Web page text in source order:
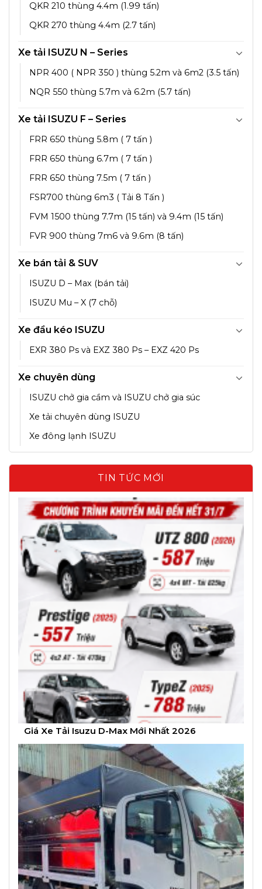
QKR 210 thùng 4.4m (1.99 tấn)
QKR 270 thùng 4.4m (2.7 tấn)
Xe tải ISUZU N – Series
NPR 400 ( NPR 350 ) thùng 5.2m và 6m2 (3.5 tấn)
NQR 550 thùng 5.7m và 6.2m (5.7 tấn)
Xe tải ISUZU F – Series
FRR 650 thùng 5.8m ( 7 tấn )
FRR 650 thùng 6.7m ( 7 tấn )
FRR 650 thùng 7.5m ( 7 tấn )
FSR700 thùng 6m3 ( Tải 8 Tấn )
FVM 1500 thùng 7.7m (15 tấn) và 9.4m (15 tấn)
FVR 900 thùng 7m6 và 9.6m (8 tấn)
Xe bán tải & SUV
ISUZU D – Max (bán tải)
ISUZU Mu – X (7 chỗ)
Xe đầu kéo ISUZU
EXR 380 Ps và EXZ 380 Ps – EXZ 420 Ps
Xe chuyên dùng
ISUZU chở gia cầm và ISUZU chở gia súc
Xe tải chuyên dùng ISUZU
Xe đông lạnh ISUZU
TIN TỨC MỚI
Giá Xe Tải Isuzu D-Max Mới Nhất 2026